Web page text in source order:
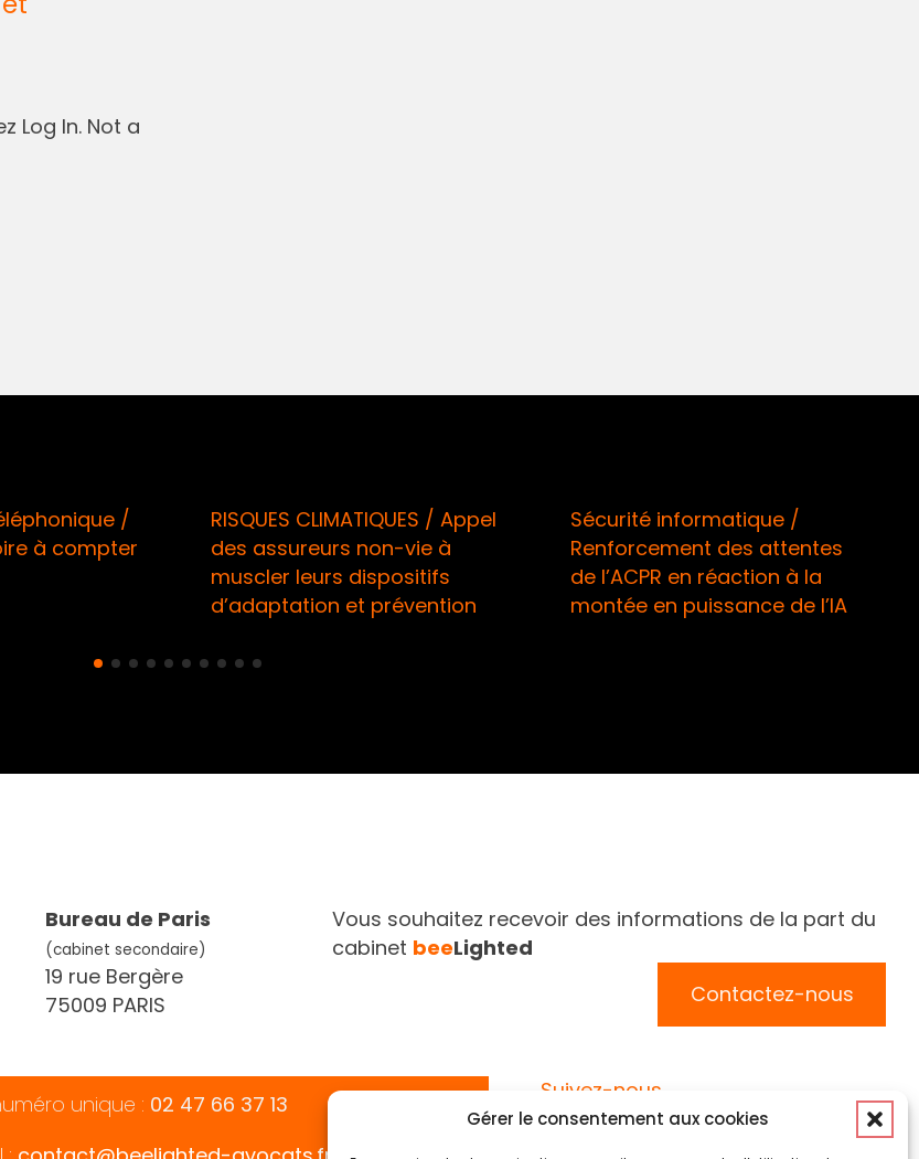
Gérer le consentement aux cookies
Log In. Not a
/
à compter
RISQUES CLIMATIQUES / Appel
des assureurs non-vie à
muscler leurs dispositifs
d’adaptation et prévention
Sécurité informatique /
Renforcement des attentes
de l’ACPR en réaction à la
montée en puissance de l’IA
Bureau de Paris
(cabinet secondaire)
19 rue Bergère
75009 PARIS
Vous souhaitez recevoir des informations de la part du
cabinet beeLighted
Contactez-nous
unique : 02 47 66 37 13
Suivez-nous